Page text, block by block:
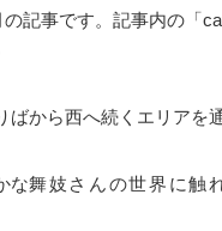
の記事です。記事内の「
ばから西へ続くエリアを
な舞妓さんの世界に触